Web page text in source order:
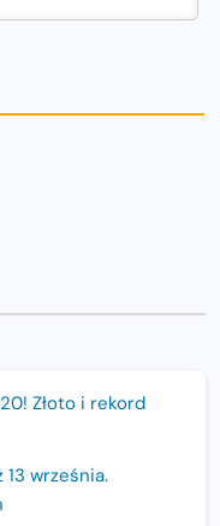
Złoto i rekord
13 września.